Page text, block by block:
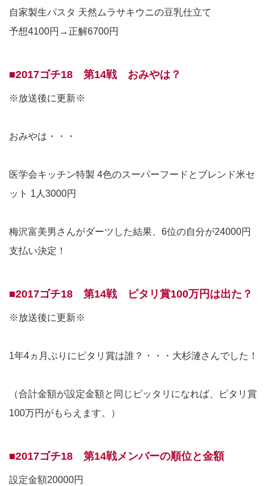
自家製生パスタ 天然ムラサキウニの豆乳仕立て
予想4100円→正解6700円
■2017ゴチ18 第14戦 おみやは？
※放送後に更新※
おみやは・・・
医学会キッチン特製 4色のスーパーフードとブレンド米セ
ット 1人3000円
梅沢富美男さんがダーツした結果、6位の自分が24000円
支払い決定！
■2017ゴチ18 第14戦 ピタリ賞100万円は出た？
※放送後に更新※
1年4ヵ月ぶりにピタリ賞は誰？・・・大杉漣さんでした！
（合計金額が設定金額と同じピッタリになれば、ピタリ賞
100万円がもらえます。）
■2017ゴチ18 第14戦メンバーの順位と金額
設定金額20000円